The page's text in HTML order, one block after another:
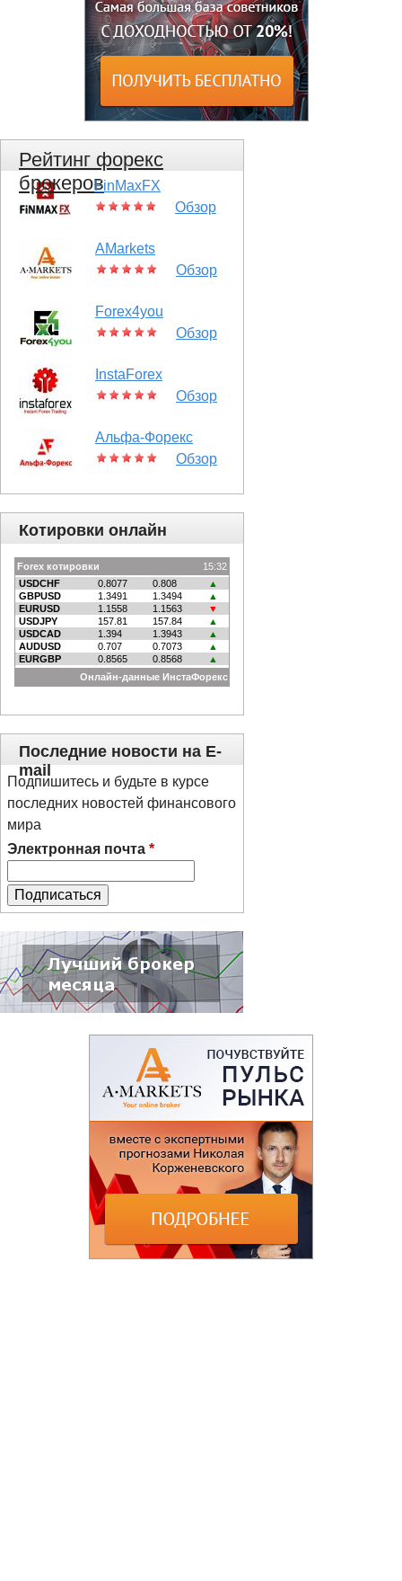
Рейтинг форекс
брокеровFinMaxFX
Обзор
AMarkets
Обзор
Forex4you
Обзор
InstaForex
Обзор
Альфа-Форекс
Обзор
Котировки онлайн
Последние новости на E-
mail
Подпишитесь и будьте в курсе
последних новостей финансового
мира
Электронная почта *